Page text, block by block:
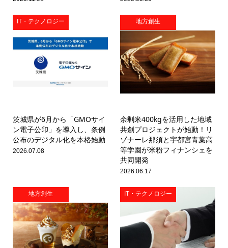
IT・テクノロジー
茨城県が6月から「GMOサイ
ン電子公印」を導入し、条例
公布のデジタル化を本格始動
2026.07.08
地方創生
余剰米400kgを活用した地域
共創プロジェクトが始動！リ
ゾナーレ那須と宇都宮青葉高
等学園が米粉フィナンシェを
共同開発
2026.06.17
地方創生 IT・テクノロジー